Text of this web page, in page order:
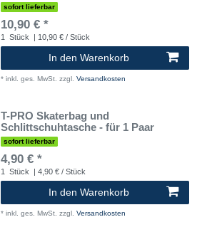
sofort lieferbar
10,90 € *
1 Stück | 10,90 € / Stück
In den Warenkorb
* inkl. ges. MwSt. zzgl. Versandkosten
T-PRO Skaterbag und
Schlittschuhtasche - für 1 Paar
sofort lieferbar
4,90 € *
1 Stück | 4,90 € / Stück
In den Warenkorb
* inkl. ges. MwSt. zzgl. Versandkosten